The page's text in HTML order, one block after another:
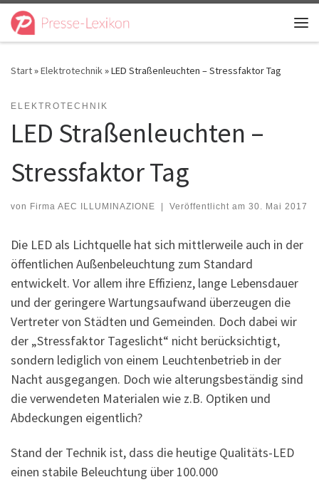
Zum Inhalt springen
Start»Elektrotechnik»LED Straßenleuchten – Stressfaktor Tag
ELEKTROTECHNIK
LED Straßenleuchten –
Stressfaktor Tag
von Firma AEC ILLUMINAZIONE | Veröffentlicht am 30. Mai 2017
Die LED als Lichtquelle hat sich mittlerweile auch in der
öffentlichen Außenbeleuchtung zum Standard
entwickelt. Vor allem ihre Effizienz, lange Lebensdauer
und der geringere Wartungsaufwand überzeugen die
Vertreter von Städten und Gemeinden. Doch dabei wir
der „Stressfaktor Tageslicht“ nicht berücksichtigt,
sondern lediglich von einem Leuchtenbetrieb in der
Nacht ausgegangen. Doch wie alterungsbeständig sind
die verwendeten Materialen wie z.B. Optiken und
Abdeckungen eigentlich?
Stand der Technik ist, dass die heutige Qualitäts-LED
einen stabile Beleuchtung über 100.000